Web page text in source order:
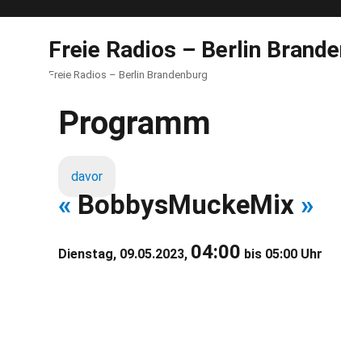
Freie Radios – Berlin
Freie Radios – Berlin Brandenburg
Programm
davor
« BobbysMuckeMix »
Dienstag, 09.05.2023, 04:00 bis 05:00 Uhr